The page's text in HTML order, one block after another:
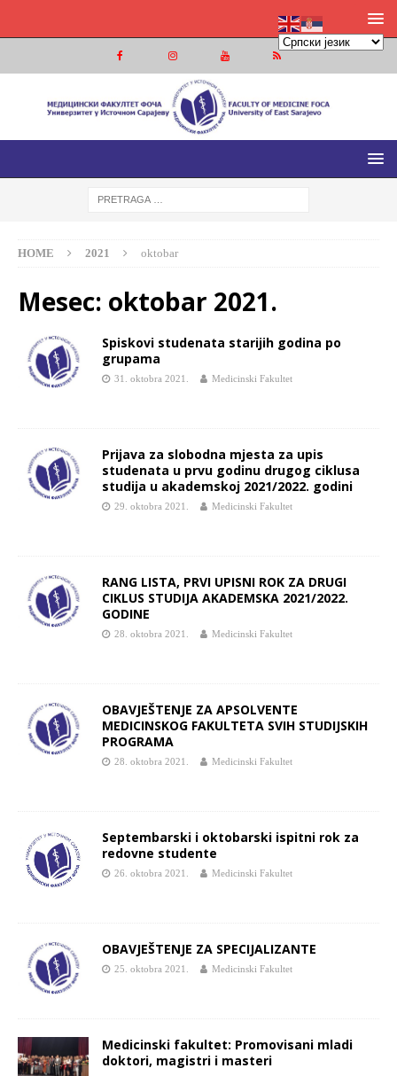
MEDICINSKI FAKULTET FOČA
MEDICINSKI FAKULTET UNIVERZITETA U ISTOČNOM
HOME 2021 oktobar
Mesec: oktobar 2021.
Spiskovi studenata starijih godina po
grupama
31. oktobra 2021. Medicinski Fakultet
Prijava za slobodna mjesta za upis
studenata u prvu godinu drugog ciklusa
studija u akademskoj 2021/2022. godini
29. oktobra 2021. Medicinski Fakultet
RANG LISTA, PRVI UPISNI ROK ZA DRUGI
CIKLUS STUDIJA AKADEMSKA 2021/2022.
GODINE
28. oktobra 2021. Medicinski Fakultet
OBAVJEŠTENJE ZA APSOLVENTE
MEDICINSKOG FAKULTETA SVIH STUDIJSKIH
PROGRAMA
28. oktobra 2021. Medicinski Fakultet
Septembarski i oktobarski ispitni rok za
redovne studente
26. oktobra 2021. Medicinski Fakultet
OBAVJEŠTENJE ZA SPECIJALIZANTE
25. oktobra 2021. Medicinski Fakultet
Medicinski fakultet: Promovisani mladi
doktori, magistri i masteri